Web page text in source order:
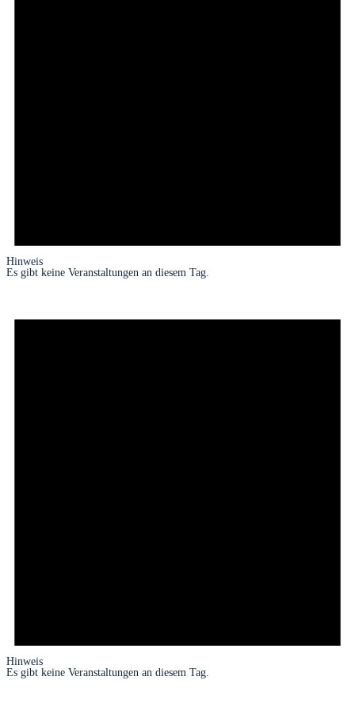
Hinweis
Es gibt keine Veranstaltungen an diesem Tag.
Hinweis
Es gibt keine Veranstaltungen an diesem Tag.